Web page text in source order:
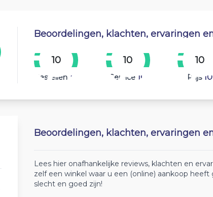
Beoordelingen, klachten, ervaringen
10
Bestellen 10
10
Service 10
10
Prijs 10
Beoordelingen, klachten, ervaringen
Lees hier onafhankelijke reviews, klachten en
zelf een winkel waar u een (online) aankoop
slecht en goed zijn!